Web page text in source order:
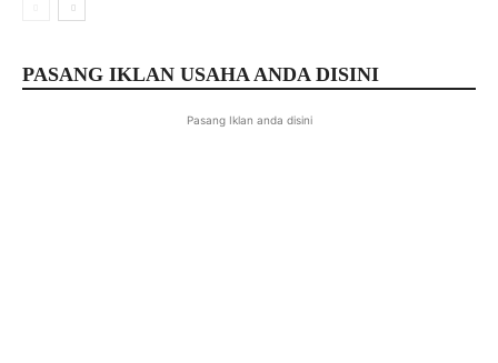
PASANG IKLAN USAHA ANDA DISINI
Pasang Iklan anda disini